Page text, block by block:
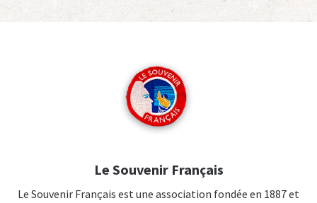
Le Souvenir Français
Le Souvenir Français est une association fondée en 1887 et